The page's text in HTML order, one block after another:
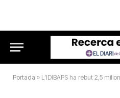
Portada » L’IDIBAPS ha rebut 2,5 milions d’euros del